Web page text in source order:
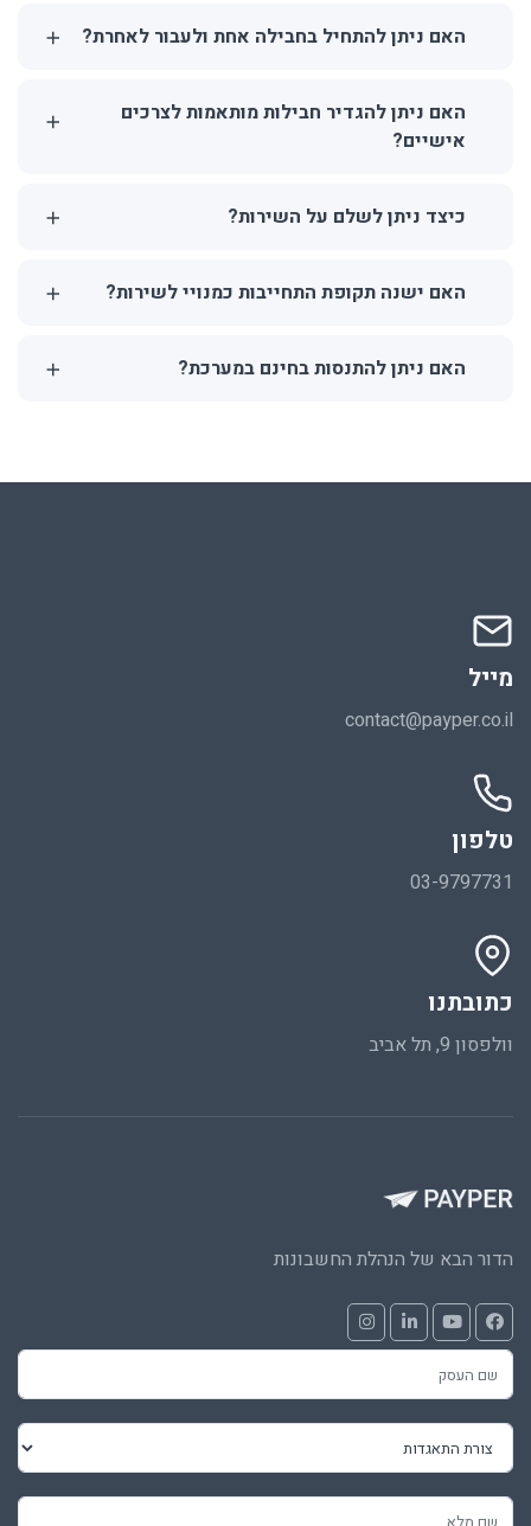
האם ניתן להתחיל בחבילה אחת ולעבור לאחרת?
האם ניתן להגדיר חבילות מותאמות לצרכים
אישיים?
כיצד ניתן לשלם על השירות?
האם ישנה תקופת התחייבות כמנויי לשירות?
האם ניתן להתנסות בחינם במערכת?
מייל
contact@payper.co.il
טלפון
03-9797731
כתובתנו
וולפסון 9, תל אביב
הדור הבא של הנהלת החשבונות